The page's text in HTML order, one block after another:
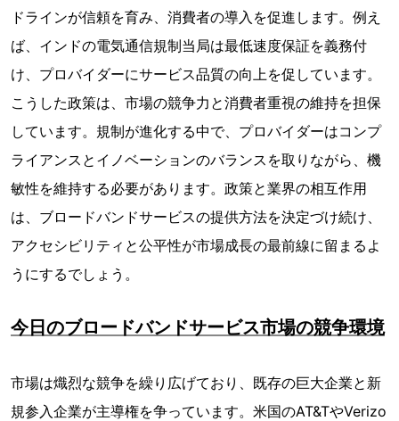
ドラインが信頼を育み、消費者の導入を促進します。例え
ば、インドの電気通信規制当局は最低速度保証を義務付
け、プロバイダーにサービス品質の向上を促しています。
こうした政策は、市場の競争力と消費者重視の維持を担保
しています。規制が進化する中で、プロバイダーはコンプ
ライアンスとイノベーションのバランスを取りながら、機
敏性を維持する必要があります。政策と業界の相互作用
は、ブロードバンドサービスの提供方法を決定づけ続け、
アクセシビリティと公平性が市場成長の最前線に留まるよ
うにするでしょう。
今日のブロードバンドサービス市場の競争環境
市場は熾烈な競争を繰り広げており、既存の巨大企業と新
規参入企業が主導権を争っています。米国のAT&TやVerizo